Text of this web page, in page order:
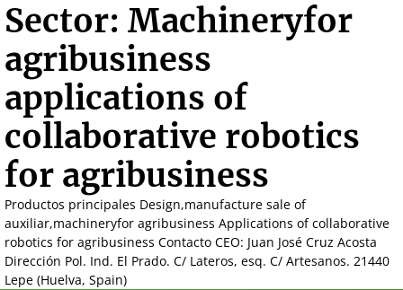
Sector: Machineryfor
agribusiness
applications of
collaborative robotics
for agribusiness
Productos principales Design,manufacture sale of
auxiliar,machineryfor agribusiness Applications of collaborative
robotics for agribusiness Contacto CEO: Juan José Cruz Acosta
Dirección Pol. Ind. El Prado. C/ Lateros, esq. C/ Artesanos. 21440
Lepe (Huelva, Spain)